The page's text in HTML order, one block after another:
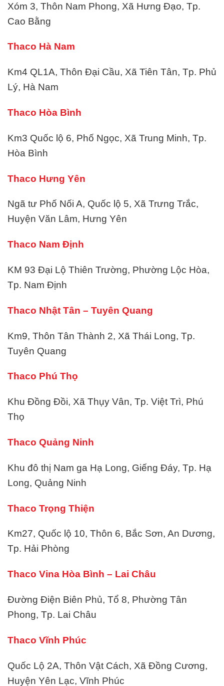
Xóm 3, Thôn Nam Phong, Xã Hưng Đạo, Tp.
Cao Bằng
Thaco Hà Nam
Km4 QL1A, Thôn Đại Cầu, Xã Tiên Tân, Tp. Phủ
Lý, Hà Nam
Thaco Hòa Bình
Km3 Quốc lộ 6, Phố Ngọc, Xã Trung Minh, Tp.
Hòa Bình
Thaco Hưng Yên
Ngã tư Phố Nối A, Quốc lộ 5, Xã Trưng Trắc,
Huyện Văn Lâm, Hưng Yên
Thaco Nam Định
KM 93 Đại Lộ Thiên Trường, Phường Lộc Hòa,
Tp. Nam Định
Thaco Nhật Tân – Tuyên Quang
Km9, Thôn Tân Thành 2, Xã Thái Long, Tp.
Tuyên Quang
Thaco Phú Thọ
Khu Đồng Đồi, Xã Thụy Vân, Tp. Việt Trì, Phú
Thọ
Thaco Quảng Ninh
Khu đô thị Nam ga Hạ Long, Giếng Đáy, Tp. Hạ
Long, Quảng Ninh
Thaco Trọng Thiện
Km27, Quốc lộ 10, Thôn 6, Bắc Sơn, An Dương,
Tp. Hải Phòng
Thaco Vina Hòa Bình – Lai Châu
Đường Điện Biên Phủ, Tổ 8, Phường Tân
Phong, Tp. Lai Châu
Thaco Vĩnh Phúc
Quốc Lộ 2A, Thôn Vật Cách, Xã Đồng Cương,
Huyện Yên Lạc, Vĩnh Phúc